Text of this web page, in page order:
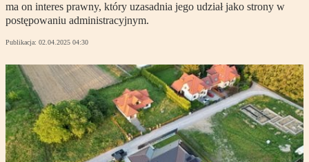
ma on interes prawny, który uzasadnia jego udział jako strony w
postępowaniu administracyjnym.
Publikacja: 02.04.2025 04:30